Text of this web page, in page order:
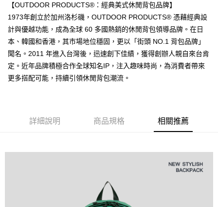
權轉讓予恩沛科技股份有限公司。
２．關於個人資料處理事宜，請瀏覽以下網址：
https://aftee.tw/terms/#terms3
３．未成年的使用者請事先徵得法定代理人或監護人之同意方可使用
「AFTEE先享後付」，若未經同意申辦者引起之損失，本公司不負相關責
任。
４．使用「AFTEE先享後付」時，將依據個別帳號之用戶狀況，依本公司即
時審查核予不同之上限額度；若仍有額度不足之情形，本公司將視審查結果
請求用戶進行身份認證。
付款後7-11取貨
每筆NT$80，滿NT$1,000(含以上)免運費
宅配
每筆NT$80，滿NT$1,000(含以上)免運費
外島宅配
每筆NT$200
【OUTDOOR PRODUCTS®：經典美式休閒背包品牌】
1973年創立於加州洛杉磯，OUTDOOR PRODUCTS® 憑藉經典設
計與優越功能，成為全球 60 多國熱銷的休閒背包領導品牌。在日
本、韓國和香港，其市場地位穩固，更以「街頭 NO.1 背包品牌」
聞名。2011 年進入台灣後，迅速創下佳績，獲得創辦人親自來台肯
定。近年品牌積極合作全球知名IP，注入趣味時尚，為消費者帶來
更多搭配可能，持續引領休閒背包潮流。
詳細說明 商品規格 相關推薦